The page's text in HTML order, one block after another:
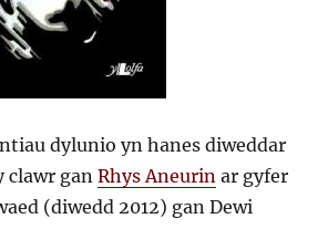
dylunio yn hanes diweddar
clawr ganRhys Aneurin ar gyfer
(diwedd 2012) gan Dewi